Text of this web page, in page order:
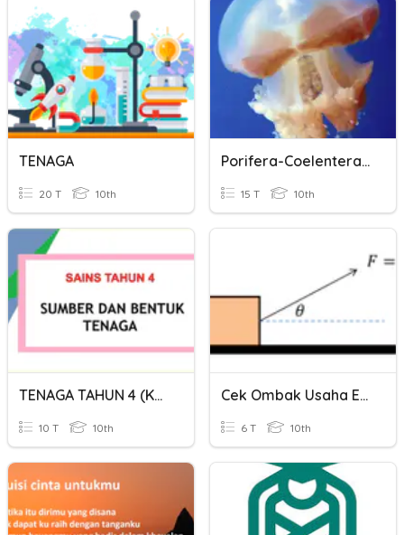
TENAGA
20 T 10th
Porifera-Coelenterata
15 T 10th
TENAGA TAHUN 4 (KSSR SEMAKAN)
10 T 10th
Cek Ombak Usaha Energi
6 T 10th